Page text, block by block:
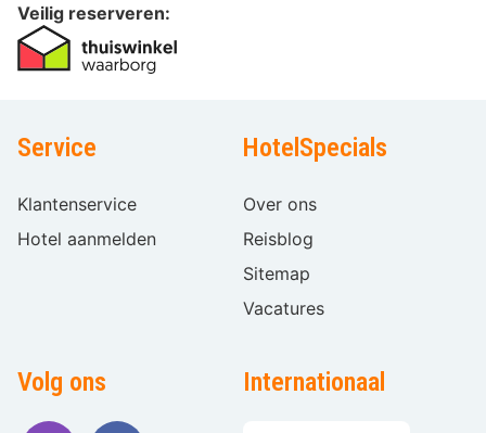
Veilig reserveren:
Service
Klantenservice
Hotel aanmelden
HotelSpecials
Over ons
Reisblog
Sitemap
Vacatures
Volg ons Internationaal